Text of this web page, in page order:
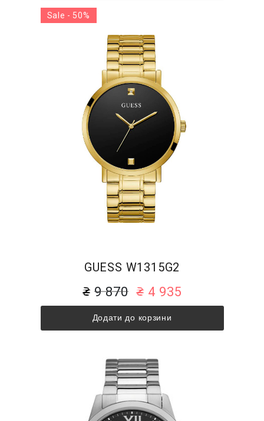
GUESS W1315G2
9 870 4 935
Додати до корзини
Sale - 50%